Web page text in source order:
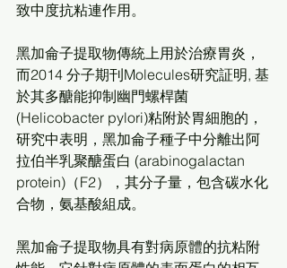
致中度抗粘連作用。
黑加侖子提取物傳統上用於治療胃炎，
而2014 分子期刊Molecules研究証明, 基
於其多醣能抑制幽門螺桿菌
(Helicobacter pylori)粘附於胃細胞的，
研究中表明，黑加侖子種子中分離出阿
拉伯半乳聚醣蛋白 (arabinogalactan
protein)（F2），其分子量，包含碳水化
合物，氨基酸組成。
黑加侖子提取物具有對病原體的抗粘附